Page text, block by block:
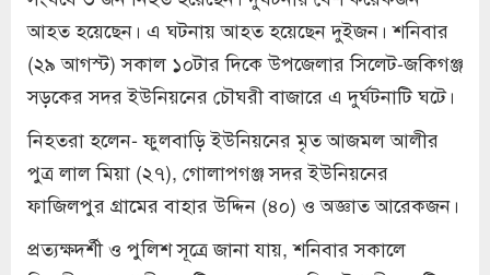
আহত হয়েছেন। এ ঘটনায় আহত হয়েছেন দুইজন। শনিবার
(২৯ আগস্ট) সকাল ১০টার দিকে উপজেলার সিলেট-জকিগঞ্জ
সড়কের সদর ইউনিয়নের চৌঘরী বাজারে এ দুর্ঘটনাটি ঘটে।
নিহতরা হলেন- ফুলবাড়ি ইউনিয়নের মৃত আজমল আলীর
পুত্র লাল মিয়া (২৭), গোলাপগঞ্জ সদর ইউনিয়নের
ফাজিলপুর গ্রামের বাহার উদ্দিন (৪০) ও অজ্ঞাত আরেকজন।
প্রত্যক্ষদর্শী ও পুলিশ সূত্রে জানা যায়, শনিবার সকালে